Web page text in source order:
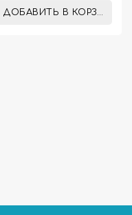
ДОБАВИТЬ В КОРЗИНУ